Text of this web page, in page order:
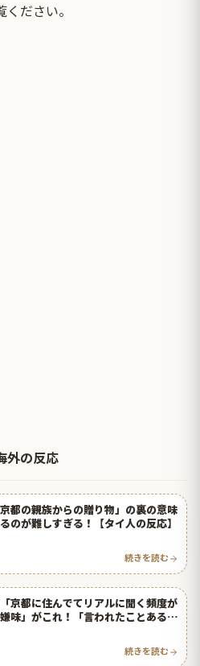
ださい。
外の反応
都の親族からの贈り物」の裏の意味
のが難しすぎる！【タイ人の反応】
続きを読む
京都に住んでてリアルに聞く頻度が
味」がこれ！「言われたことある」
続きを読む